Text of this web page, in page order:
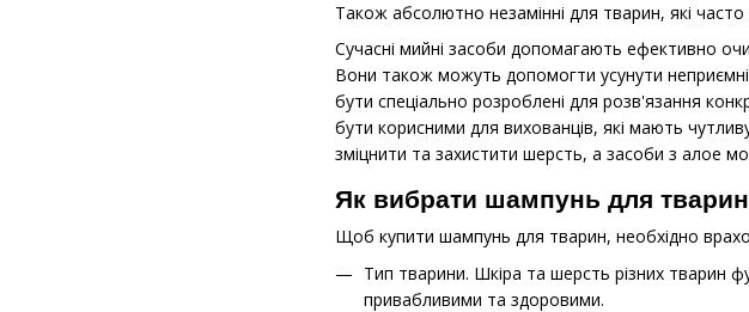
Також абсолютно незамінні для тварин, які
Сучасні мийні засоби допомагають ефективно
Вони також можуть допомогти усунути неприємні
бути спеціально розроблені для розв'язання
бути корисними для вихованців, які мають
зміцнити та захистити шерсть, а засоби з алое
Як вибрати шампунь для
Щоб купити шампунь для тварин, необхідно
Тип тварини. Шкіра та шерсть різних тварин
привабливими та здоровими.